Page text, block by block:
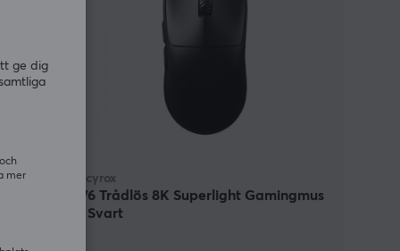
-
Scyrox
V6 Trådlös 8K Superlight Gamingmus
- Svart
ge dig
mer